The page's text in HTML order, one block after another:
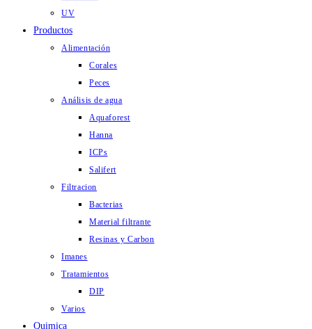
UV
Productos
Alimentación
Corales
Peces
Análisis de agua
Aquaforest
Hanna
ICPs
Salifert
Filtracion
Bacterias
Material filtrante
Resinas y Carbon
Imanes
Tratamientos
DIP
Varios
Quimica